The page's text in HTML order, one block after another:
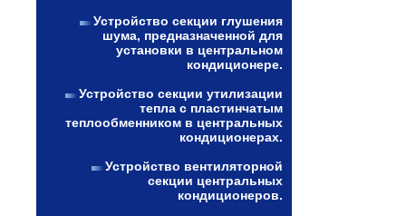
Устройство секции глушения
шума, предназначенной для
установки в центральном
кондиционере.
Устройство секции утилизации
тепла с пластинчатым
теплообменником в центральных
кондиционерах.
Устройство вентиляторной
секции центральных
кондиционеров.